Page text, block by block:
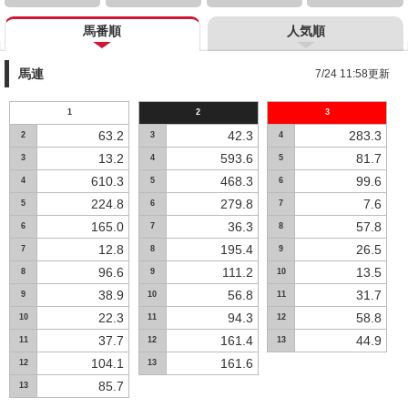
馬番順 人気順
馬連 7/24 11:58更新
1
2 63.2
3 13.2
4 610.3
5 224.8
6 165.0
7 12.8
8 96.6
9 38.9
10 22.3
11 37.7
12 104.1
13 85.7
2
3 42.3
4 593.6
5 468.3
6 279.8
7 36.3
8 195.4
9 111.2
10 56.8
11 94.3
12 161.4
13 161.6
3
4 283.3
5 81.7
6 99.6
7 7.6
8 57.8
9 26.5
10 13.5
11 31.7
12 58.8
13 44.9